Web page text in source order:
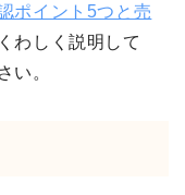
ポイント5つと売
わしく説明して
い。